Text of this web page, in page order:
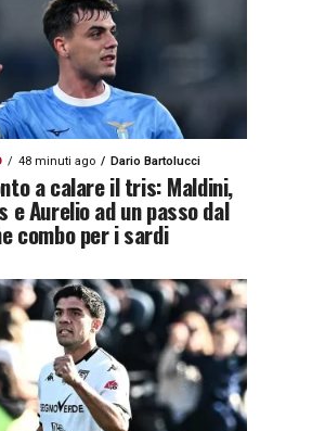
48 minuti ago Dario Bartolucci
a calare il tris: Maldini,
e Aurelio ad un passo dal
combo per i sardi